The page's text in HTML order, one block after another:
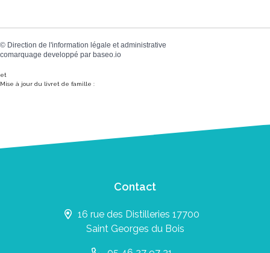
© Direction de l'information légale et administrative
comarquage developpé par baseo.io
et
Mise à jour du livret de famille :
Contact
16 rue des Distilleries 17700
Saint Georges du Bois